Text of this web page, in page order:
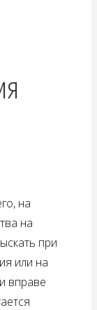
на
на
при
или на
вправе